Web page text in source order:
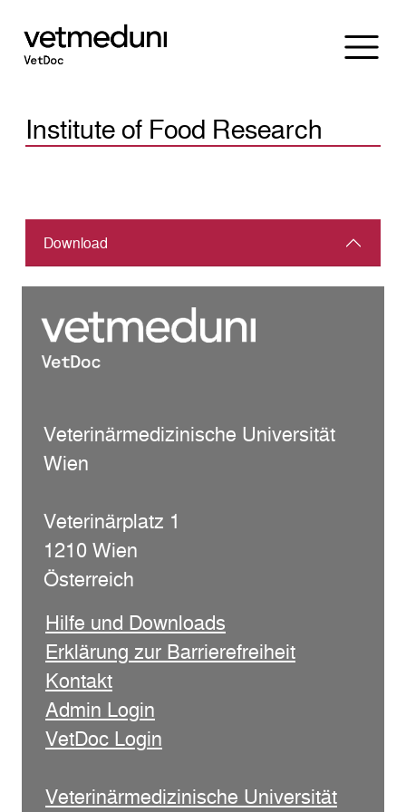
Institute of Food Research
Download
Veterinärmedizinische Universität
Wien
Veterinärplatz 1
1210 Wien
Österreich
Hilfe und Downloads
Erklärung zur Barrierefreiheit
Kontakt
Admin Login
VetDoc Login
Veterinärmedizinische Universität